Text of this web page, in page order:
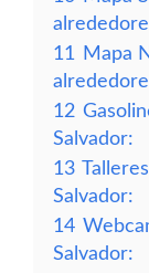
11
Mapa
12
Salvador:
13
Salvador:
14
Salvador: